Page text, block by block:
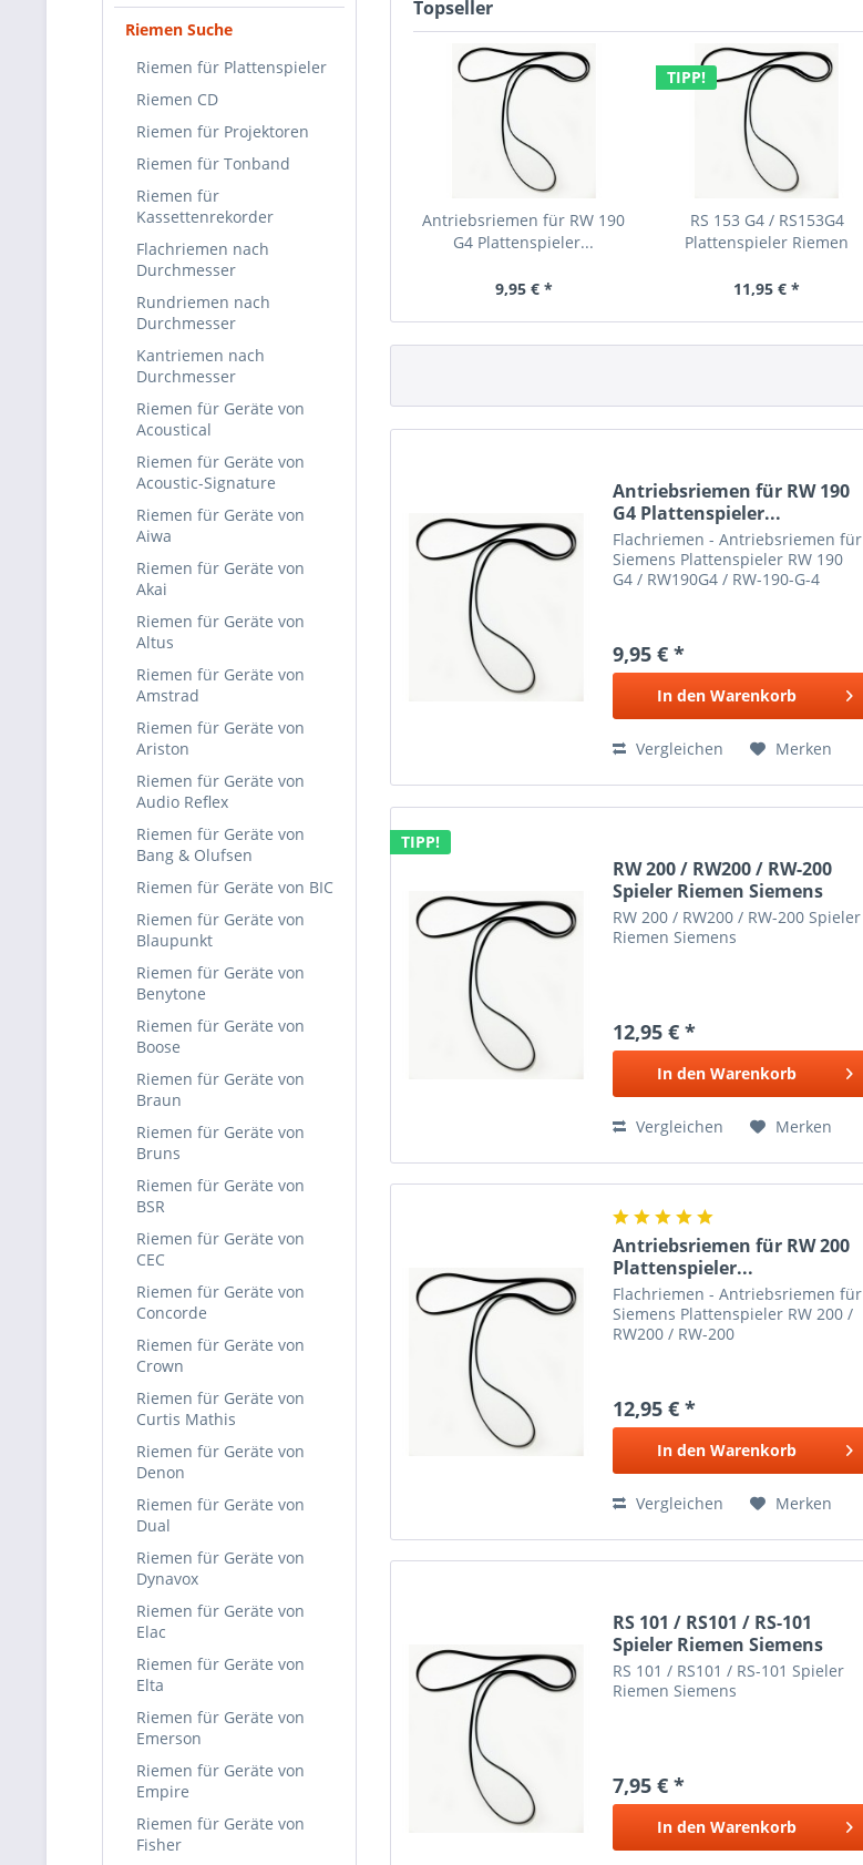
Riemen Suche
Riemen für Plattenspieler
Riemen CD
Riemen für Projektoren
Riemen für Tonband
Riemen für
Kassettenrekorder
Flachriemen nach
Durchmesser
Rundriemen nach
Durchmesser
Kantriemen nach
Durchmesser
Riemen für Geräte von
Acoustical
Riemen für Geräte von
Acoustic-Signature
Riemen für Geräte von
Aiwa
Riemen für Geräte von
Akai
Riemen für Geräte von
Altus
Riemen für Geräte von
Amstrad
Riemen für Geräte von
Ariston
Riemen für Geräte von
Audio Reflex
Riemen für Geräte von
Bang & Olufsen
Riemen für Geräte von BIC
Riemen für Geräte von
Blaupunkt
Riemen für Geräte von
Benytone
Riemen für Geräte von
Boose
Riemen für Geräte von
Braun
Riemen für Geräte von
Bruns
Riemen für Geräte von
BSR
Riemen für Geräte von
CEC
Riemen für Geräte von
Concorde
Riemen für Geräte von
Crown
Riemen für Geräte von
Curtis Mathis
Riemen für Geräte von
Denon
Riemen für Geräte von
Dual
Riemen für Geräte von
Dynavox
Riemen für Geräte von
Elac
Riemen für Geräte von
Elta
Riemen für Geräte von
Emerson
Riemen für Geräte von
Empire
Riemen für Geräte von
Fisher
Topseller
Antriebsriemen für RW 190
G4 Plattenspieler...
9,95 € *
TIPP!
RS 153 G4 / RS153G4
Plattenspieler Riemen
11,95 € *
Antriebsriemen für RW 190
G4 Plattenspieler...
Flachriemen - Antriebsriemen für
Siemens Plattenspieler RW 190
G4 / RW190G4 / RW-190-G-4
9,95 € *
In den Warenkorb
Vergleichen Merken
TIPP!
RW 200 / RW200 / RW-200
Spieler Riemen Siemens
RW 200 / RW200 / RW-200 Spieler
Riemen Siemens
12,95 € *
In den Warenkorb
Vergleichen Merken
Antriebsriemen für RW 200
Plattenspieler...
Flachriemen - Antriebsriemen für
Siemens Plattenspieler RW 200 /
RW200 / RW-200
12,95 € *
In den Warenkorb
Vergleichen Merken
RS 101 / RS101 / RS-101
Spieler Riemen Siemens
RS 101 / RS101 / RS-101 Spieler
Riemen Siemens
7,95 € *
In den Warenkorb